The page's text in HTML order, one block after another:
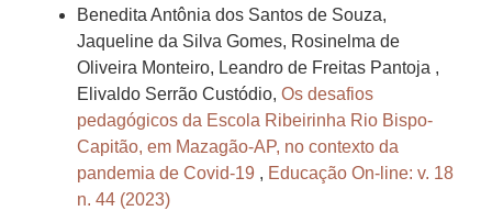
Benedita Antônia dos Santos de Souza,
Jaqueline da Silva Gomes, Rosinelma de
Oliveira Monteiro, Leandro de Freitas Pantoja ,
Elivaldo Serrão Custódio, Os desafios
pedagógicos da Escola Ribeirinha Rio Bispo-
Capitão, em Mazagão-AP, no contexto da
pandemia de Covid-19 , Educação On-line: v. 18
n. 44 (2023)